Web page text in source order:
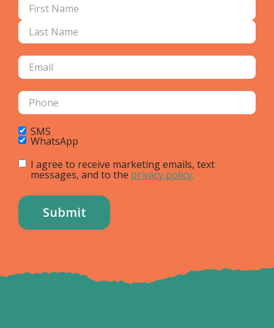
SMS
WhatsApp
I agree to receive marketing emails, text
messages, and to the privacy policy.